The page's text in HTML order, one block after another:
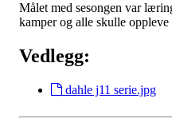
Målet med sesongen var
kamper og alle skulle oppleve
Vedlegg:
dahle j11 serie.jpg